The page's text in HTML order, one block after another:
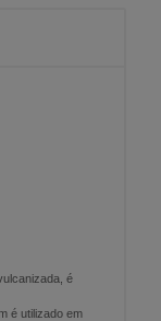
é
é utilizado em